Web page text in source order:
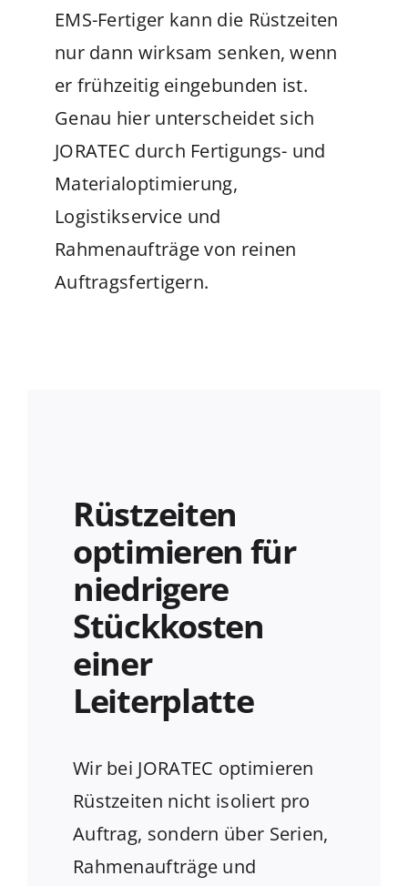
EMS-Fertiger kann die Rüstzeiten
nur dann wirksam senken, wenn
er frühzeitig eingebunden ist.
Genau hier unterscheidet sich
JORATEC durch Fertigungs- und
Materialoptimierung,
Logistikservice und
Rahmenaufträge von reinen
Auftragsfertigern.
Rüstzeiten
optimieren für
niedrigere
Stückkosten
einer
Leiterplatte
Wir bei JORATEC optimieren
Rüstzeiten nicht isoliert pro
Auftrag, sondern über Serien,
Rahmenaufträge und